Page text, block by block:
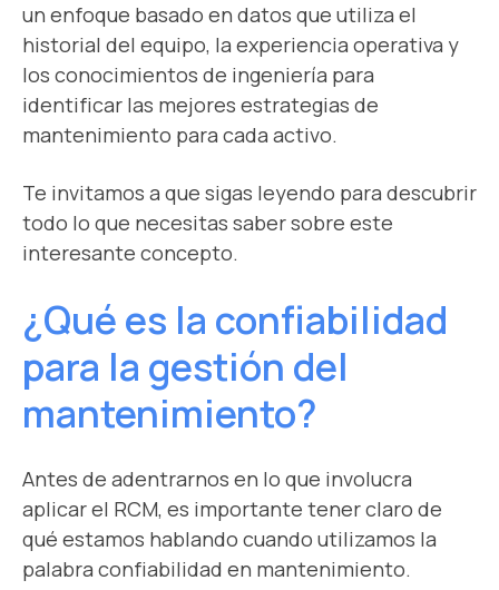
un enfoque basado en datos que utiliza el
historial del equipo, la experiencia operativa y
los conocimientos de ingeniería para
identificar las mejores estrategias de
mantenimiento para cada activo.
Te invitamos a que sigas leyendo para descubrir
todo lo que necesitas saber sobre este
interesante concepto.
¿Qué es la confiabilidad
para la gestión del
mantenimiento?
Antes de adentrarnos en lo que involucra
aplicar el RCM, es importante tener claro de
qué estamos hablando cuando utilizamos la
palabra confiabilidad en mantenimiento.